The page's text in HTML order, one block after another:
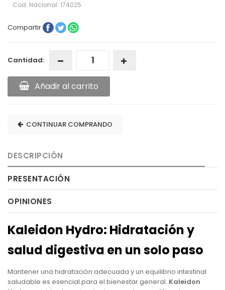
Cod. Nacional: 174025
Compartir
Cantidad:
Añadir al carrito
CONTINUAR COMPRANDO
DESCRIPCIÓN
PRESENTACIÓN
OPINIONES
Kaleidon Hydro: Hidratación y
salud digestiva en un solo paso
Mantener una hidratación adecuada y un equilibrio intestinal
saludable es esencial para el bienestar general. Kaleidon